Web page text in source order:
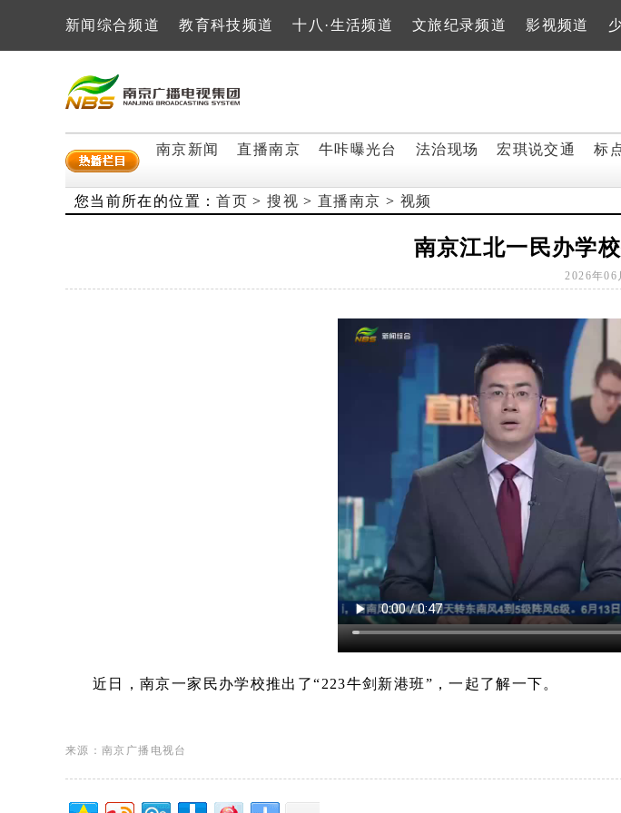
新闻综合频道 教育科技频道 十八·生活频道 文旅纪录频道 影视频道
南京新闻 直播南京 牛咔曝光台 法治现场 宏琪说交通 标
您当前所在的位置：首页 >搜视 > 直播南京 > 视频
南京江北一民办学
2026年06
近日，南京一家民办学校推出了“223牛剑新港班”，一起了解一下。
来源：南京广播电视台